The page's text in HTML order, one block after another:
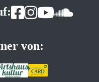
von: